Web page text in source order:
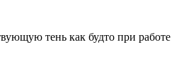
тень как будто при работе